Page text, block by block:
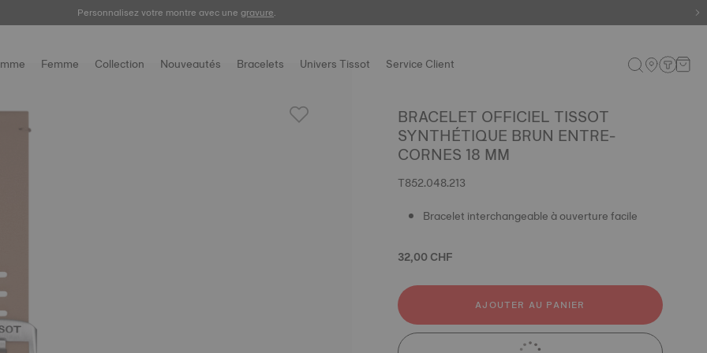
Personnalisez votre montre avec une gravure.
Enregistrez votre montre
Femme Collection Nouveautés Bracelets Univers Tissot Service Client
BRACELET OFFICIEL TISSOT
SYNTHÉTIQUE BRUN ENTRE-
CORNES 18 MM
T852.048.213
Bracelet interchangeable à ouverture facile
32,00 CHF
AJOUTER AU PANIER